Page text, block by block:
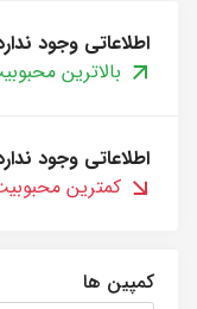
اطلاعاتی وجود
بالاترین
اطلاعاتی وجود
کمترین
کمپین ها